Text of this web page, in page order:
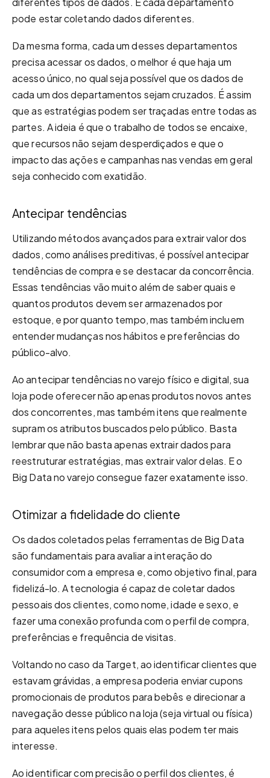
pode estar coletando dados diferentes.
Da mesma forma, cada um desses departamentos
precisa acessar os dados, o melhor é que haja um
acesso único, no qual seja possível que os dados de
cada um dos departamentos sejam cruzados. É assim
que as estratégias podem ser traçadas entre todas as
partes. A ideia é que o trabalho de todos se encaixe,
que recursos não sejam desperdiçados e que o
impacto das ações e campanhas nas vendas em geral
seja conhecido com exatidão.
Antecipar tendências
Utilizando métodos avançados para extrair valor dos
dados, como análises preditivas, é possível antecipar
tendências de compra e se destacar da concorrência.
Essas tendências vão muito além de saber quais e
quantos produtos devem ser armazenados por
estoque, e por quanto tempo, mas também incluem
entender mudanças nos hábitos e preferências do
público-alvo.
Ao antecipar tendências no varejo físico e digital, sua
loja pode oferecer não apenas produtos novos antes
dos concorrentes, mas também itens que realmente
supram os atributos buscados pelo público. Basta
lembrar que não basta apenas extrair dados para
reestruturar estratégias, mas extrair valor delas. E o
Big Data no varejo consegue fazer exatamente isso.
Otimizar a fidelidade do cliente
Os dados coletados pelas ferramentas de Big Data
são fundamentais para avaliar a interação do
consumidor com a empresa e, como objetivo final, para
fidelizá-lo. A tecnologia é capaz de coletar dados
pessoais dos clientes, como nome, idade e sexo, e
fazer uma conexão profunda com o perfil de compra,
preferências e frequência de visitas.
Voltando no caso da Target, ao identificar clientes que
estavam grávidas, a empresa poderia enviar cupons
promocionais de produtos para bebês e direcionar a
navegação desse público na loja (seja virtual ou física)
para aqueles itens pelos quais elas podem ter mais
interesse.
Ao identificar com precisão o perfil dos clientes, é